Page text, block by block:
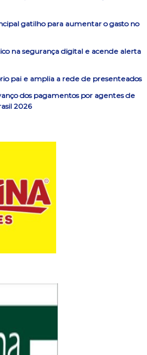
gatilho para aumentar o gasto no
na segurança digital e acende alerta
pai e amplia a rede de presenteados
dos pagamentos por agentes de
2026